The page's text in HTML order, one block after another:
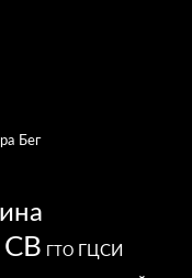
Бег
СВ ГТО ГЦСИ